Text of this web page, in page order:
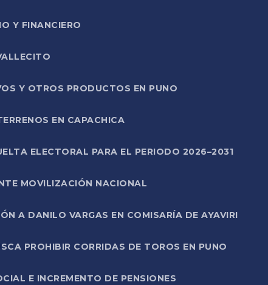
Y FINANCIERO
Y OTROS PRODUCTOS EN PUNO
EN CAPACHICA
ELECTORAL PARA EL PERIODO 2026–2031
MOVILIZACIÓN NACIONAL
A DANILO VARGAS EN COMISARÍA DE AYAVIRI
PROHIBIR CORRIDAS DE TOROS EN PUNO
E INCREMENTO DE PENSIONES